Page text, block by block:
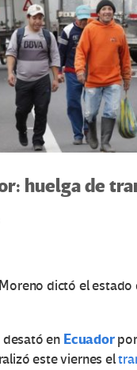
huelga de
dictó el
desató en Ecuador
este viernes el